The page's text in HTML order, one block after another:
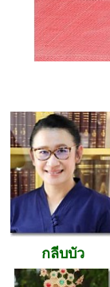
กลีบบัว